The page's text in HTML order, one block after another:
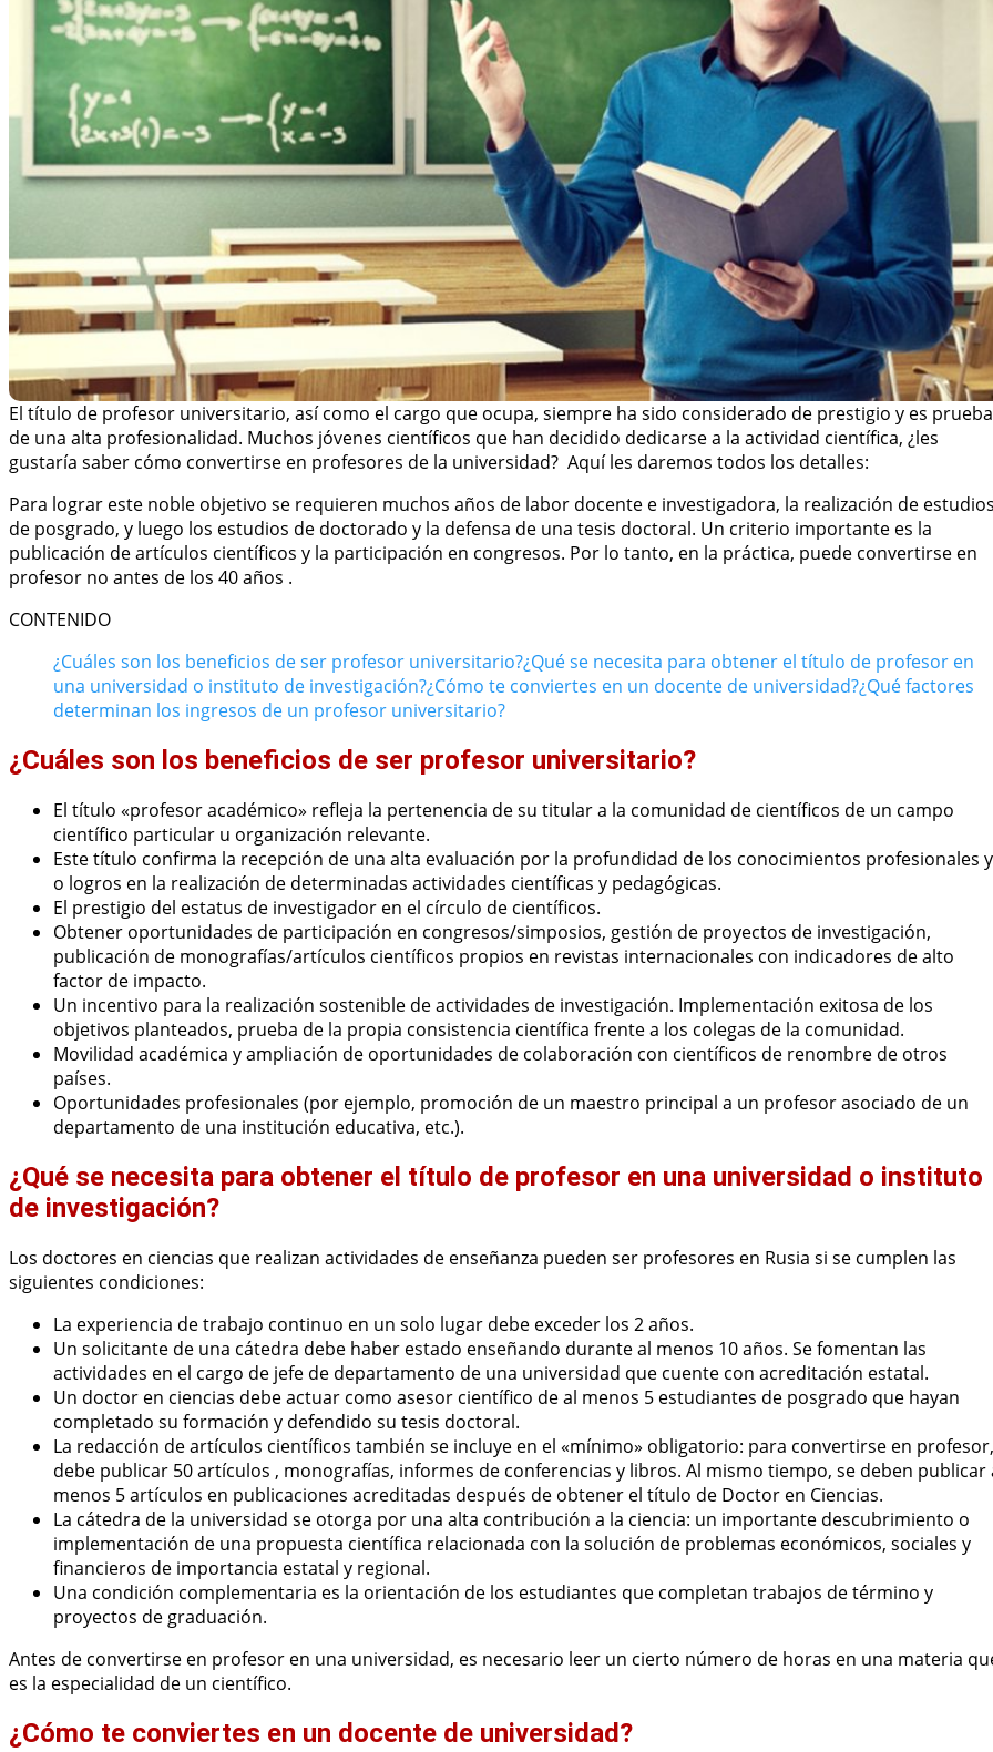
El título de profesor universitario, así como el cargo que ocupa, siempre ha sido considerado de prestigio y es prueba
de una alta profesionalidad. Muchos jóvenes científicos que han decidido dedicarse a la actividad científica, ¿les
gustaría saber cómo convertirse en profesores de la universidad? Aquí les daremos todos los detalles:
Para lograr este noble objetivo se requieren muchos años de labor docente e investigadora, la realización de
de posgrado, y luego los estudios de doctorado y la defensa de una tesis doctoral. Un criterio importante es la
publicación de artículos científicos y la participación en congresos. Por lo tanto, en la práctica, puede convertirse en
profesor no antes de los 40 años .
CONTENIDO
¿Cuáles son los beneficios de ser profesor universitario?¿Qué se necesita para obtener el título de profesor en
una universidad o instituto de investigación?¿Cómo te conviertes en un docente de universidad?¿Qué factores
determinan los ingresos de un profesor universitario?
¿Cuáles son los beneficios de ser profesor universitario?
El título «profesor académico» refleja la pertenencia de su titular a la comunidad de científicos de un campo
científico particular u organización relevante.
Este título confirma la recepción de una alta evaluación por la profundidad de los conocimientos profesionales
o logros en la realización de determinadas actividades científicas y pedagógicas.
El prestigio del estatus de investigador en el círculo de científicos.
Obtener oportunidades de participación en congresos/simposios, gestión de proyectos de investigación,
publicación de monografías/artículos científicos propios en revistas internacionales con indicadores de alto
factor de impacto.
Un incentivo para la realización sostenible de actividades de investigación. Implementación exitosa de los
objetivos planteados, prueba de la propia consistencia científica frente a los colegas de la comunidad.
Movilidad académica y ampliación de oportunidades de colaboración con científicos de renombre de otros
países.
Oportunidades profesionales (por ejemplo, promoción de un maestro principal a un profesor asociado de un
departamento de una institución educativa, etc.).
¿Qué se necesita para obtener el título de profesor en una universidad o instituto
de investigación?
Los doctores en ciencias que realizan actividades de enseñanza pueden ser profesores en Rusia si se cumplen las
siguientes condiciones:
La experiencia de trabajo continuo en un solo lugar debe exceder los 2 años.
Un solicitante de una cátedra debe haber estado enseñando durante al menos 10 años. Se fomentan las
actividades en el cargo de jefe de departamento de una universidad que cuente con acreditación estatal.
Un doctor en ciencias debe actuar como asesor científico de al menos 5 estudiantes de posgrado que hayan
completado su formación y defendido su tesis doctoral.
La redacción de artículos científicos también se incluye en el «mínimo» obligatorio: para convertirse en profesor,
debe publicar 50 artículos , monografías, informes de conferencias y libros. Al mismo tiempo, se deben publicar
menos 5 artículos en publicaciones acreditadas después de obtener el título de Doctor en Ciencias.
La cátedra de la universidad se otorga por una alta contribución a la ciencia: un importante descubrimiento o
implementación de una propuesta científica relacionada con la solución de problemas económicos, sociales y
financieros de importancia estatal y regional.
Una condición complementaria es la orientación de los estudiantes que completan trabajos de término y
proyectos de graduación.
Antes de convertirse en profesor en una universidad, es necesario leer un cierto número de horas en una materia
es la especialidad de un científico.
¿Cómo te conviertes en un docente de universidad?